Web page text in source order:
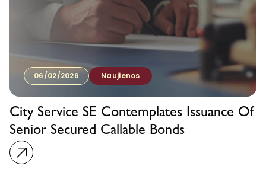
06/02/2026 Naujienos
City Service SE Contemplates Issuance Of
Senior Secured Callable Bonds